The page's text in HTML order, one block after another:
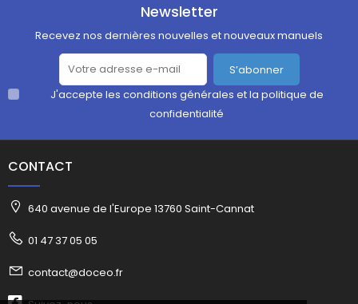
Newsletter
Recevez nos dernières nouvelles et nouveaux manuels
S’abonner
J'accepte les conditions générales et la politique de
confidentialité
CONTACT
640 avenue de l'Europe 13760 Saint-Cannat
01 47 37 05 05
contact@doceo.fr